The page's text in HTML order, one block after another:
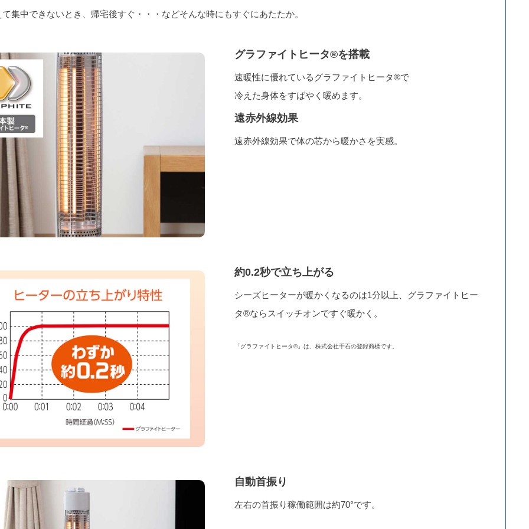
集中できないとき、帰宅後すぐ・・・などそんな時にもすぐにあたたか。
グラファイトヒータ®を搭載
速暖性に優れているグラファイトヒータ®で
冷えた身体をすばやく暖めます。
遠赤外線効果
遠赤外線効果で体の芯から暖かさを実感。
約0.2秒で立ち上がる
シーズヒーターが暖かくなるのは1分以上、グラファイトヒー
タ®ならスイッチオンですぐ暖かく。
「グラファイトヒータ®」は、株式会社千石の登録商標です。
自動首振り
左右の首振り稼働範囲は約70°です。